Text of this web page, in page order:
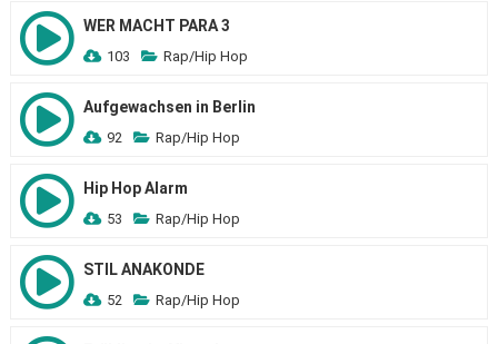
WER MACHT PARA 3
103 Rap/Hip Hop
Aufgewachsen in Berlin
92 Rap/Hip Hop
Hip Hop Alarm
53 Rap/Hip Hop
STIL ANAKONDE
52 Rap/Hip Hop